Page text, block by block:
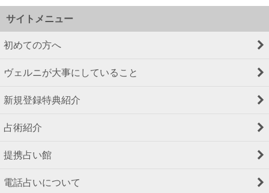
サイトメニュー
初めての方へ
ヴェルニが大事にしていること
新規登録特典紹介
占術紹介
提携占い館
電話占いについて